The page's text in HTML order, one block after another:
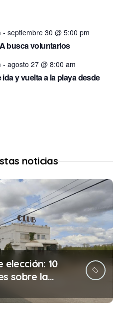
- septiembre 30 @ 5:00 pm
busca voluntarios
- agosto 27 @ 8:00 am
y vuelta a la playa desde
noticias
elección: 10
sobre la